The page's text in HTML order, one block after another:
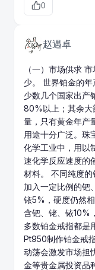
0
赵遇卓
（一）市场供求
少。 世界铂金的
少数几个国家出产
80%以上；其余大
量，只有黄金年产
用途十分广泛。珠
化学工业中，用以
速化学反应速度的
材料。 不同纯度
加入一定比例的钯
铱5%，硬度仍然
含钯、铑、铱10%
多数铂金戒指都是
Pt950制作铂金戒
动荡会激发市场担
金等贵金属投资品